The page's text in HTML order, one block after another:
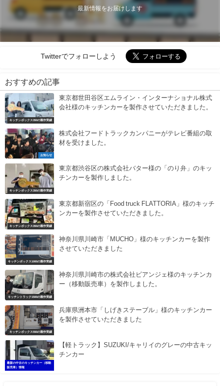
最新情報をお届けします
Twitterでフォローしよう
おすすめの記事
キッチンボックス350の製作実績
東京都世田谷区エムライン・インターナショナル株式
会社様のキッチンカーを製作させていただきました。
お知らせ
株式会社フードトラックカンパニーがテレビ番組の取
材を受けました。
キッチンボックス350の製作実績
東京都渋谷区の株式会社バター様の「のり弁」のキッ
チンカーを製作しました。
キッチンボックス350の製作実績
東京都新宿区の「Food truck FLATTORIA」様のキッチ
ンカーを製作させていただきました。
キッチンボックス1000の製作実績
神奈川県川崎市「MUCHO」様のキッチンカーを製作
させていただきました
キッチントラック1500の製作実績
神奈川県川崎市の株式会社ビアンジェ様のキッチンカ
ー（移動販売車）を製作しました。
キッチンボックス550の製作実績
兵庫県洲本市「しげきステーブル」様のキッチンカー
を製作させていただきました
最新の中古のキッチンカー（移動
販売車）情報
【軽トラック】SUZUKI/キャリイのグレーの中古キッ
チンカー